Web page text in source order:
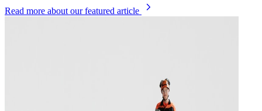
Read more about our featured article